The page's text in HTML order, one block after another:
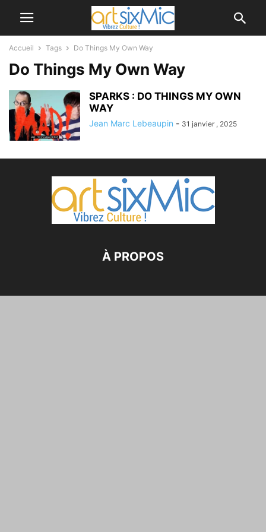
Accueil Tags Do Things My Own Way
Do Things My Own Way
SPARKS : DO THINGS MY OWN
WAY
Jean Marc Lebeaupin - 31 janvier , 2025
À PROPOS